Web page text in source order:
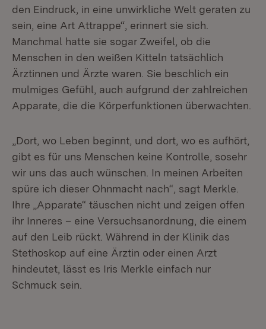
den Eindruck, in eine unwirkliche Welt geraten zu
sein, eine Art Attrappe“, erinnert sie sich.
Manchmal hatte sie sogar Zweifel, ob die
Menschen in den weißen Kitteln tatsächlich
Ärztinnen und Ärzte waren. Sie beschlich ein
mulmiges Gefühl, auch aufgrund der zahlreichen
Apparate, die die Körperfunktionen überwachten.
„Dort, wo Leben beginnt, und dort, wo es aufhört,
gibt es für uns Menschen keine Kontrolle, sosehr
wir uns das auch wünschen. In meinen Arbeiten
spüre ich dieser Ohnmacht nach“, sagt Merkle.
Ihre „Apparate“ täuschen nicht und zeigen offen
ihr Inneres – eine Versuchsanordnung, die einem
auf den Leib rückt. Während in der Klinik das
Stethoskop auf eine Ärztin oder einen Arzt
hindeutet, lässt es Iris Merkle einfach nur
Schmuck sein.